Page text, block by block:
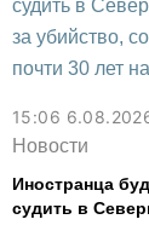
15:06
Новости
Иностранца
судить в